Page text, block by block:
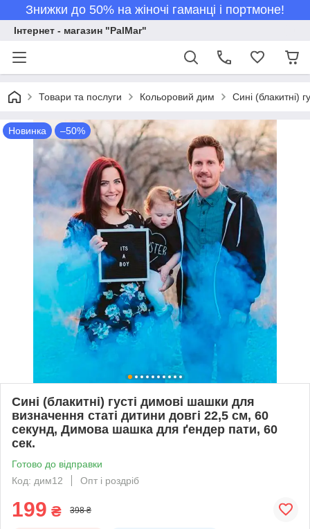
Знижки до 50% на жіночі гаманці і портмоне!
Інтернет - магазин "PalMar"
Товари та послуги Кольоровий дим Сині (блакитні)
Новинка –50%
Сині (блакитні) густі димові шашки для
визначення статі дитини довгі 22,5 см, 60
секунд, Димова шашка для ґендер пати, 60
сек.
Готово до відправки
Код: дим12
Опт і роздріб
199 ₴ 398 ₴